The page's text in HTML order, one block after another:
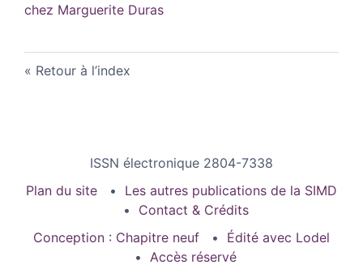
chez Marguerite Duras
Retour à l’index
ISSN électronique 2804-7338
Plan du site
Les autres publications de la SIMD
Contact & Crédits
Conception : Chapitre neuf
Édité avec Lodel
Accès réservé